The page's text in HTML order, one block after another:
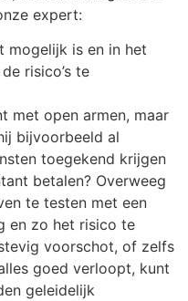
expert:
mogelijk is en in het
risico’s te
met open armen, maar
bijvoorbeeld al
toegekend krijgen
betalen? Overweeg
te testen met een
en zo het risico te
voorschot, of zelfs
goed verloopt, kunt
geleidelijk